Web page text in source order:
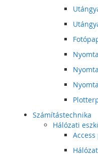
Számítástechnika
Hálózati